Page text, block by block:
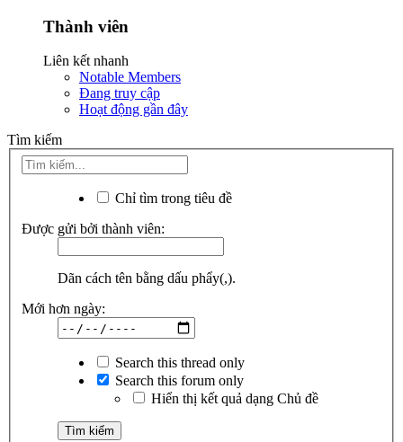
Thành viên
Liên kết nhanh
Notable Members
Đang truy cập
Hoạt động gần đây
Tìm kiếm
Chỉ tìm trong tiêu đề
Được gửi bởi thành viên:
Dãn cách tên bằng dấu phẩy(,).
Mới hơn ngày:
Search this thread only
Search this forum only
Hiển thị kết quả dạng Chủ đề